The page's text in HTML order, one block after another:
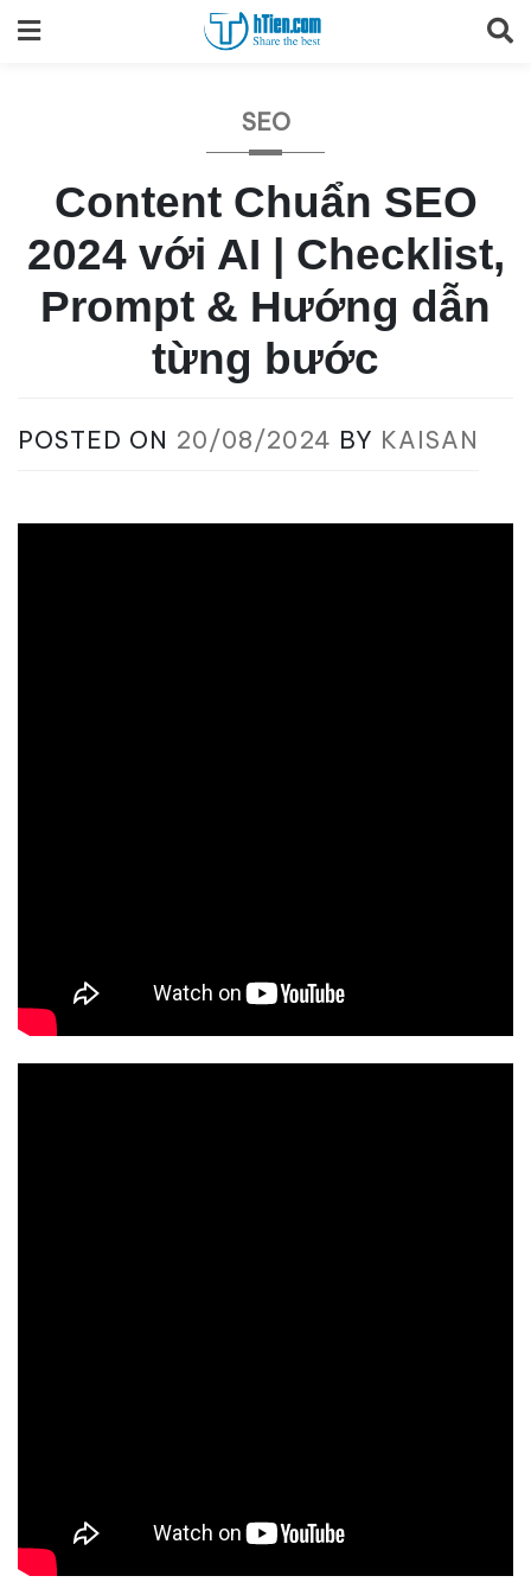
to
SEO
Content Chuẩn SEO
2024 với AI | Checklist,
Prompt & Hướng dẫn
từng bước
POSTED ON 20/08/2024 BY KAISAN